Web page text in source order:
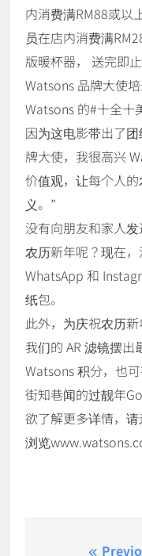
内消费满RM88或以
员在店内消费满
版暖杯器， 送完即
Watsons 品牌大使
Watsons 的#十全十
因为这电影带出了
牌大使，我很高兴
价值观，让每个人
义。”
没有向朋友和家人
农历新年呢？现在
WhatsApp 和
纸包。
此外，为庆祝农历
我们的 AR 滤镜摆出
Watsons 积分，也
街知巷闻的过靓年
欲了解更多详情，
浏览